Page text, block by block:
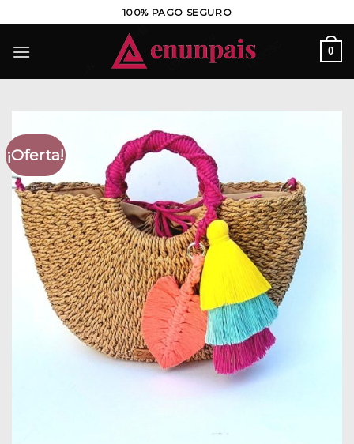
al
contenido
100% PAGO SEGURO
0
¡Oferta!